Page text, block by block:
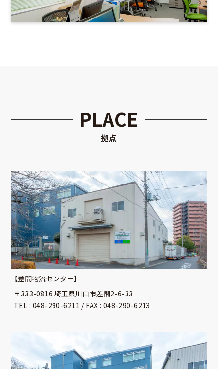
PLACE
拠点
【差間物流センター】
〒333-0816 埼玉県川口市差間2-6-33
TEL : 048-290-6211 / FAX : 048-290-6213